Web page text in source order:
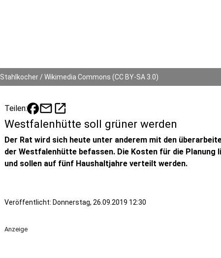
Stahlkocher / Wikimedia Commons (CC BY-SA 3.0)
Teilen: mailopen_in_new
Westfalenhütte soll grüner werden
Der Rat wird sich heute unter anderem mit den
der Westfalenhütte befassen. Die Kosten für die Planung
und sollen auf fünf Haushaltjahre verteilt werden.
Veröffentlicht: Donnerstag, 26.09.2019 12:30
Anzeige